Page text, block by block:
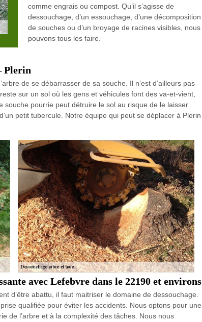
comme engrais ou compost. Qu’il s’agisse de
dessouchage, d’un essouchage, d’une décomposition
de souches ou d’un broyage de racines visibles, nous
pouvons tous les faire.
Plerin
de se débarrasser de sa souche. Il n’est d’ailleurs pas
sur un sol où les gens et véhicules font des va-et-vient,
pourrie peut détruire le sol au risque de le laisser
petit tubercule. Notre équipe qui peut se déplacer à Plerin
avec Lefebvre dans le 22190 et environs
d’être abattu, il faut maitriser le domaine de dessouchage.
qualifiée pour éviter les accidents. Nous optons pour une
de l’arbre et à la complexité des tâches. Nous nous